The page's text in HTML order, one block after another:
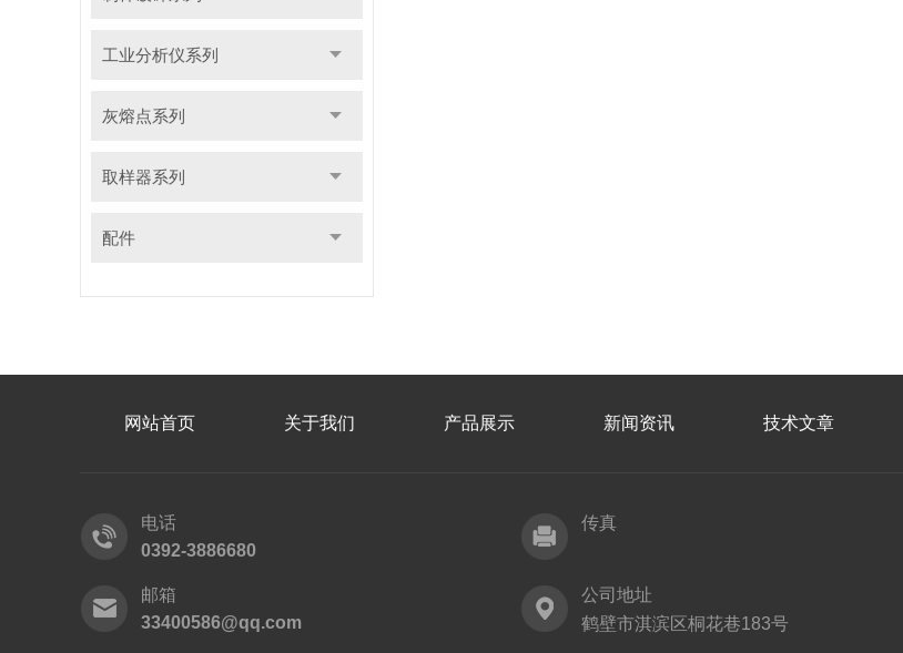
工业分析仪系列
灰熔点系列
取样器系列
配件
网站首页 关于我们 产品展示 新闻资讯 技术文章
电话
0392-3886680
传真
邮箱
33400586@qq.com
公司地址
鹤壁市淇滨区桐花巷183号